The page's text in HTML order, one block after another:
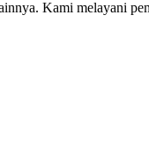
Kami melayani